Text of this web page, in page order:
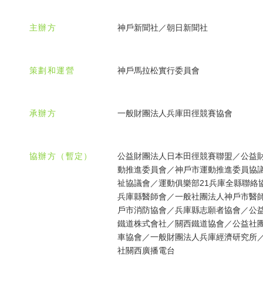
主辦方 神戶新聞社／朝日新聞社
策劃和運營 神戶馬拉松實行委員會
承辦方 一般財團法人兵庫田徑競賽協會
協辦方（暫定）
公益財團法人日本田徑競賽聯盟／公益
動推進委員會／神戶市運動推進委員協
祉協議會／運動俱樂部21兵庫全縣聯絡
兵庫縣醫師會／一般社團法人神戶市醫
戶市消防協會／兵庫縣志願者協會／公
鐵道株式會社／關西鐵道協會／公益社
車協會／一般財團法人兵庫經濟研究所
社關西廣播電台